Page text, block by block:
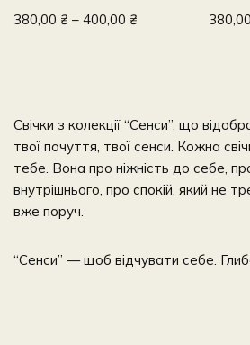
380,00 ₴ – 400,00 ₴ 380,00
Свічки з колекції “Сенси”, що
твої почуття, твої сенси. Кожна
тебе. Вона про ніжність до себе,
внутрішнього, про спокій, який не
вже поруч.
“Сенси” — щоб відчувати себе.